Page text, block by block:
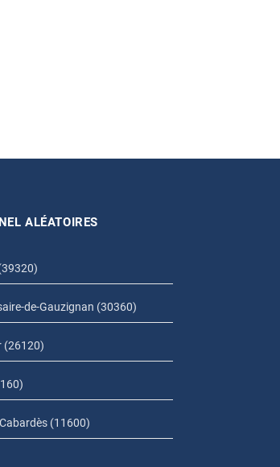
ALÉATOIRES
de-Gauzignan (30360)
(26120)
(11600)